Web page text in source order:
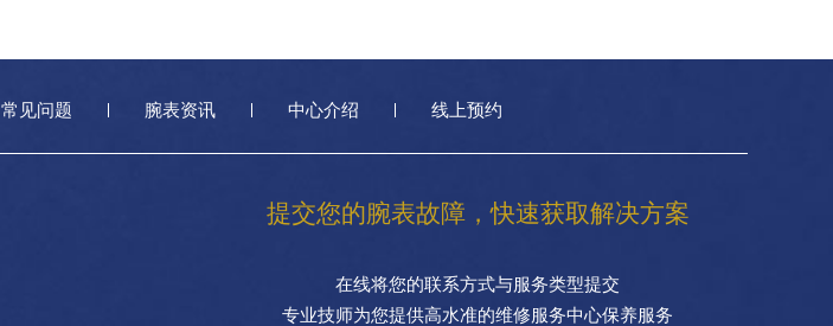
常见问题 腕表资讯 中心介绍 线上预约
提交您的腕表故障，快速获取解决方案
在线将您的联系方式与服务类型提交
专业技师为您提供高水准的维修服务中心保养服务